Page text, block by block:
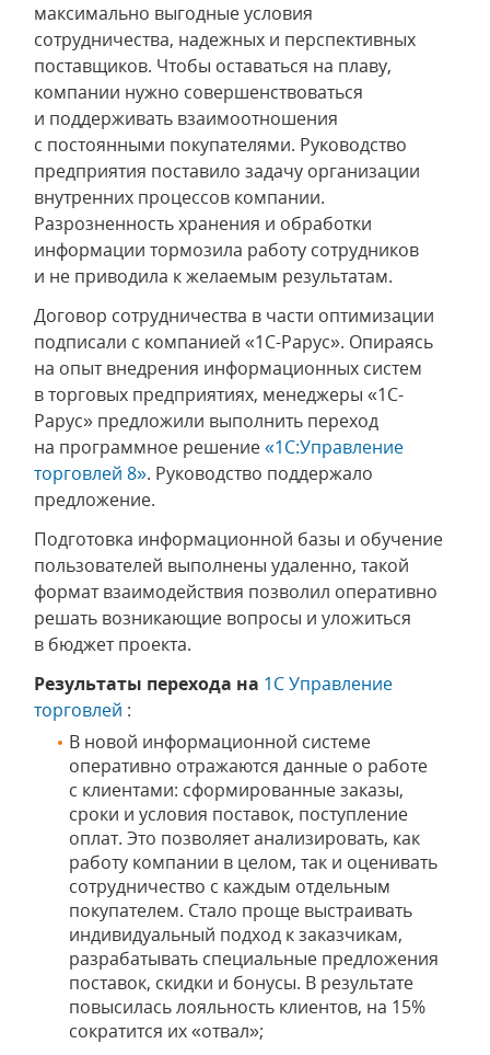
максимально выгодные условия
сотрудничества, надежных и перспективных
поставщиков. Чтобы оставаться на плаву,
компании нужно совершенствоваться
и поддерживать взаимоотношения
с постоянными покупателями. Руководство
предприятия поставило задачу организации
внутренних процессов компании.
Разрозненность хранения и обработки
информации тормозила работу сотрудников
и не приводила к желаемым результатам.
Договор сотрудничества в части оптимизации
подписали с компанией «1С-Рарус». Опираясь
на опыт внедрения информационных систем
в торговых предприятиях, менеджеры «1С-
Рарус» предложили выполнить переход
на программное решение«1С:Управление
торговлей 8». Руководство поддержало
предложение.
Подготовка информационной базы и обучение
пользователей выполнены удаленно, такой
формат взаимодействия позволил оперативно
решать возникающие вопросы и уложиться
в бюджет проекта.
Результаты перехода на 1С Управление
торговлей :
В новой информационной системе
оперативно отражаются данные о работе
с клиентами: сформированные заказы,
сроки и условия поставок, поступление
оплат. Это позволяет анализировать, как
работу компании в целом, так и оценивать
сотрудничество с каждым отдельным
покупателем. Стало проще выстраивать
индивидуальный подход к заказчикам,
разрабатывать специальные предложения
поставок, скидки и бонусы. В результате
повысилась лояльность клиентов, на 15%
сократится их «отвал»;